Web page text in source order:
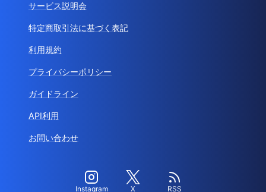
サービス説明会
特定商取引法に基づく表記
利用規約
プライバシーポリシー
ガイドライン
API利用
お問い合わせ
Instagram X RSS